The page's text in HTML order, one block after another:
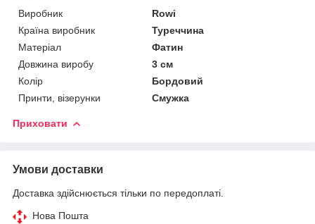
Виробник
Rowi
Країна виробник
Туреччина
Матеріал
Фатин
Довжина виробу
3 см
Колір
Бордовий
Принти, візерунки
Смужка
Приховати
Умови доставки
Доставка здійснюється тільки по передоплаті.
Нова Пошта